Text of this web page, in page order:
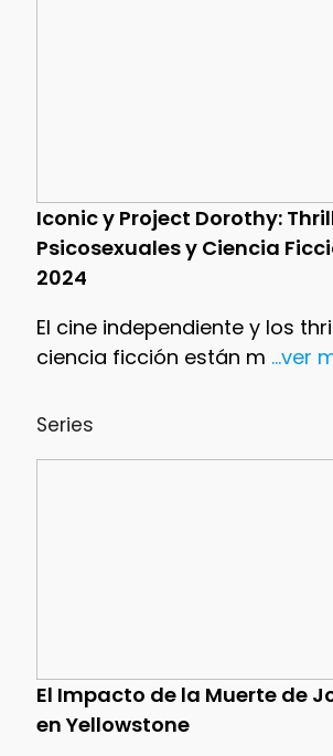
Iconic y Project Dorothy:
Psicosexuales y Ciencia
2024
El cine independiente y los
ciencia ficción están m ...ver
Series
El Impacto de la Muerte de
en Yellowstone